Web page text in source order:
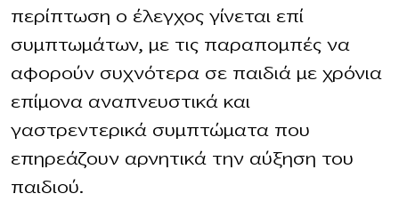
περίπτωση ο έλεγχος γίνεται επί
συμπτωμάτων, με τις παραπομπές να
αφορούν συχνότερα σε παιδιά με χρόνια
επίμονα αναπνευστικά και
γαστρεντερικά συμπτώματα που
επηρεάζουν αρνητικά την αύξηση του
παιδιού.